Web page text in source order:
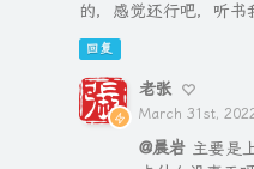
的，感觉还行吧，听书
回复
老张
March 31st,
@晨岩 主要是